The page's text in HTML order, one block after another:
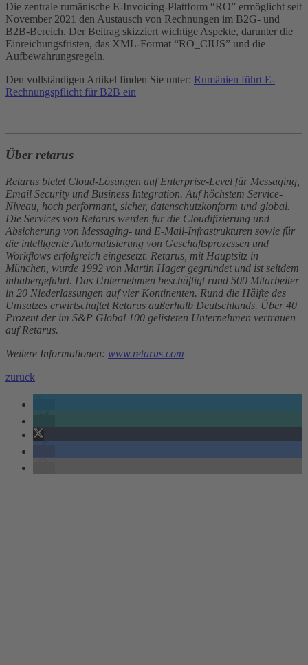
Die zentrale rumänische E-Invoicing-Plattform “RO” ermöglicht seit
November 2021 den Austausch von Rechnungen im B2G- und
B2B-Bereich. Der Beitrag skizziert wichtige Aspekte, darunter die
Einreichungsfristen, das XML-Format “RO_CIUS” und die
Aufbewahrungsregeln.
Den vollständigen Artikel finden Sie unter: Rumänien führt E-
Rechnungspflicht für B2B ein
Über retarus
Retarus bietet Cloud-Lösungen auf Enterprise-Level für Messaging,
Email Security und Business Integration. Auf höchstem Service-
Niveau, hoch performant, sicher, datenschutzkonform und global.
Die Services von Retarus werden für die Cloudifizierung und
Absicherung von Messaging- und E-Mail-Infrastrukturen sowie für
die intelligente Automatisierung von Geschäftsprozessen und
Workflows erfolgreich eingesetzt. Retarus, mit Hauptsitz in
München, wurde 1992 von Martin Hager gegründet und ist seitdem
inhabergeführt. Das Unternehmen beschäftigt rund 500 Mitarbeiter
in 20 Niederlassungen auf vier Kontinenten. Rund die Hälfte des
Umsatzes erwirtschaftet Retarus außerhalb Deutschlands. Über 40
Prozent der im S&P Global 100 gelisteten Unternehmen vertrauen
auf Retarus.
Weitere Informationen: www.retarus.com
zurück